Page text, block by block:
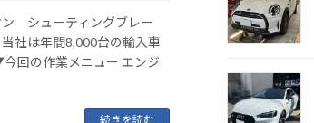
シューティングブレー
社は年間8,000台の輸入車
回の作業メニュー エンジ
続きを読む